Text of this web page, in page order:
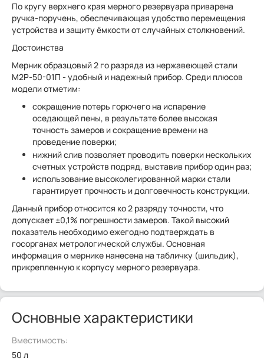
По кругу верхнего края мерного резервуара приварена
ручка-поручень, обеспечивающая удобство перемещения
устройства и защиту ёмкости от случайных столкновений.
Достоинства
Мерник образцовый 2 го разряда из нержавеющей стали
М2Р-50-01П - удобный и надежный прибор. Среди плюсов
модели отметим:
сокращение потерь горючего на испарение
оседающей пены, в результате более высокая
точность замеров и сокращение времени на
проведение поверки;
нижний слив позволяет проводить поверки нескольких
счетных устройств подряд, выставив прибор один раз;
использование высоколегированной марки стали
гарантирует прочность и долговечность конструкции.
Данный прибор относится ко 2 разряду точности, что
допускает ±0,1% погрешности замеров. Такой высокий
показатель необходимо ежегодно подтверждать в
госорганах метрологической службы. Основная
информация о мернике нанесена на табличку (шильдик),
прикрепленную к корпусу мерного резервуара.
Основные характеристики
Вместимость:
50 л